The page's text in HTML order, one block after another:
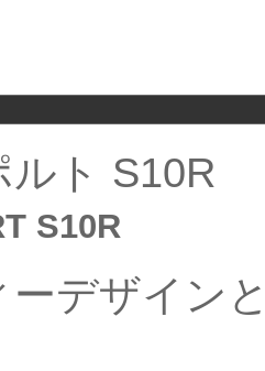
ト S10R
S10R
ーデザイン